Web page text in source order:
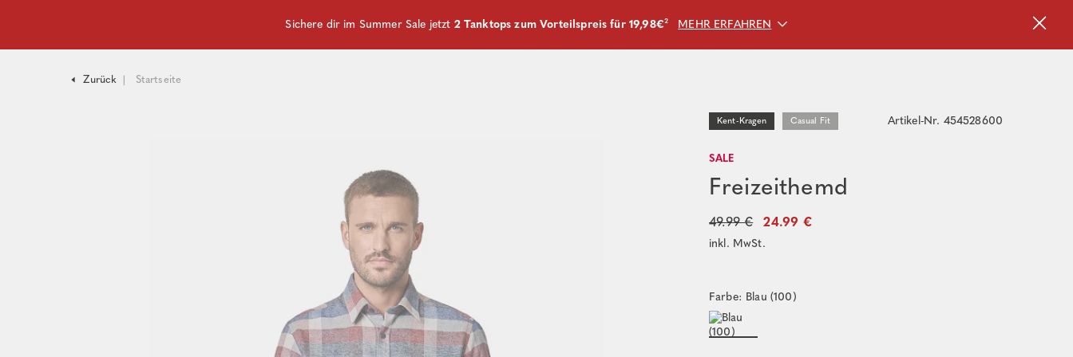
Sichere dir im Summer Sale jetzt 2 Tanktops zum Vorteilspreis für 19,98€² MEHR ERFAHREN
Zurück Startseite
Kent-Kragen Casual Fit Artikel-Nr. 454528600
SALE
Freizeithemd
49.99 € 24.99 €
inkl. MwSt.
Farbe: Blau (100)